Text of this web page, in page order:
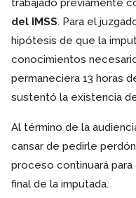
trabajado previamente
del IMSS. Para el
hipótesis de que la
conocimientos
permaneciera 13 horas
sustentó la existencia
Al término de la
cansar de pedirle
proceso continuará
final de la imputada.